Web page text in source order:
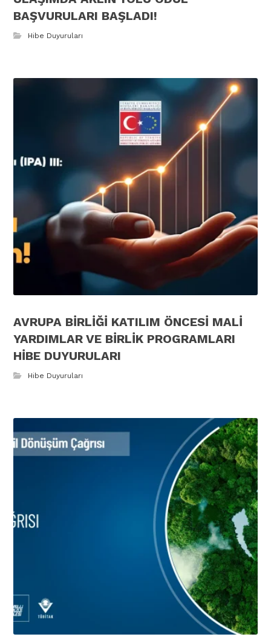
BAŞVURULARI BAŞLADI!
Hibe Duyuruları
AVRUPA BİRLİĞİ KATILIM ÖNCESİ MALİ
YARDIMLAR VE BİRLİK PROGRAMLARI
HİBE DUYURULARI
Hibe Duyuruları